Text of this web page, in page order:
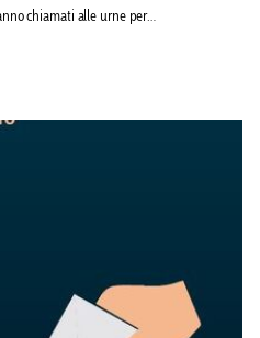
chiamati alle urne per…